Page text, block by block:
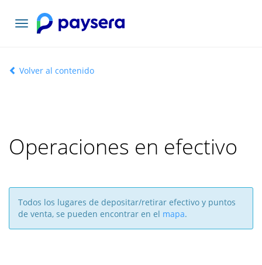
Toggle
navigation
Volver al contenido
Operaciones en efectivo
Todos los lugares de depositar/retirar efectivo y puntos
de venta, se pueden encontrar en el mapa.